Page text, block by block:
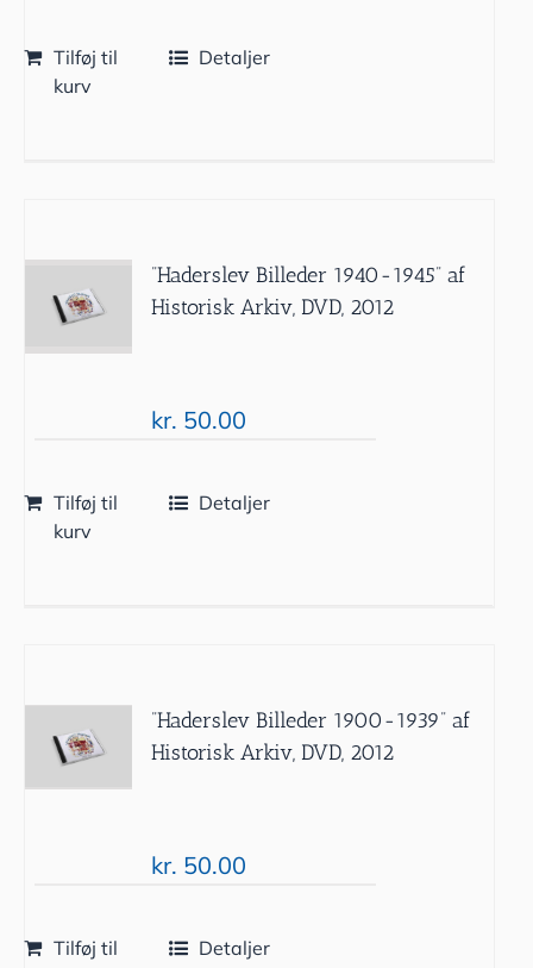
Tilføj til
kurv
Detaljer
”Haderslev Billeder 1940-1945” af
Historisk Arkiv, DVD, 2012
kr. 50.00
Tilføj til
kurv
Detaljer
”Haderslev Billeder 1900-1939” af
Historisk Arkiv, DVD, 2012
kr. 50.00
Tilføj til
Detaljer